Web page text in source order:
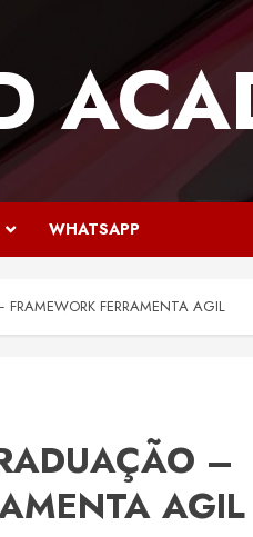
WHATSAPP
FERRAMENTA AGIL
–
AGIL